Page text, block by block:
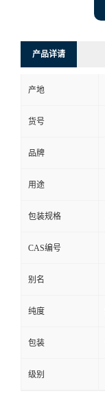
产品详请
产地
货号
品牌
用途
包装规格
CAS编号
别名
纯度
包装
级别